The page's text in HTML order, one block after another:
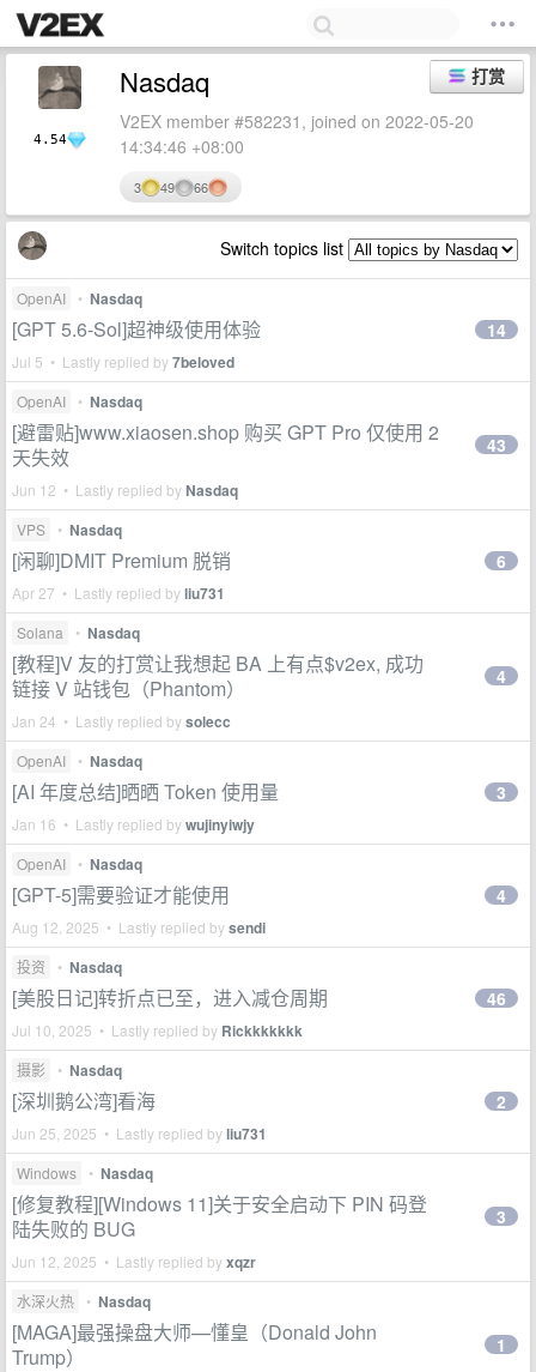
4.54
打赏
Nasdaq
V2EX member #582231, joined on 2022-05-20
14:34:46 +08:00
3 49 66
Switch topics list
OpenAI • Nasdaq
[GPT 5.6-Sol]超神级使用体验
Jul 5 • Lastly replied by7beloved
14
OpenAI • Nasdaq
[避雷贴]www.xiaosen.shop 购买 GPT Pro 仅使用 2
天失效
Jun 12 • Lastly replied byNasdaq
43
VPS • Nasdaq
[闲聊]DMIT Premium 脱销
Apr 27 • Lastly replied byliu731
6
Solana • Nasdaq
[教程]V 友的打赏让我想起 BA 上有点$v2ex, 成功
链接 V 站钱包（Phantom）
Jan 24 • Lastly replied bysolecc
4
OpenAI • Nasdaq
[AI 年度总结]晒晒 Token 使用量
Jan 16 • Lastly replied bywujinyiwjy
3
OpenAI • Nasdaq
[GPT-5]需要验证才能使用
Aug 12, 2025 • Lastly replied bysendi
4
投资 • Nasdaq
[美股日记]转折点已至，进入减仓周期
Jul 10, 2025 • Lastly replied by Rickkkkkkk
46
摄影 • Nasdaq
[深圳鹅公湾]看海
Jun 25, 2025 • Lastly replied byliu731
2
Windows • Nasdaq
[修复教程][Windows 11]关于安全启动下 PIN 码登
陆失败的 BUG
Jun 12, 2025 • Lastly replied byxqzr
3
水深火热 • Nasdaq
[MAGA]最强操盘大师—懂皇（Donald John
Trump）
1